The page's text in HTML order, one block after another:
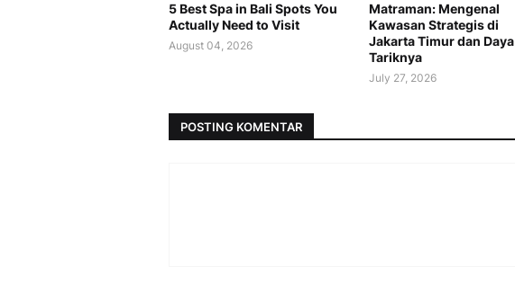
5 Best Spa in Bali Spots You
Actually Need to Visit
August 04, 2026
Matraman: Mengenal
Kawasan Strategis di
Jakarta Timur dan Daya
Tariknya
July 27, 2026
POSTING KOMENTAR